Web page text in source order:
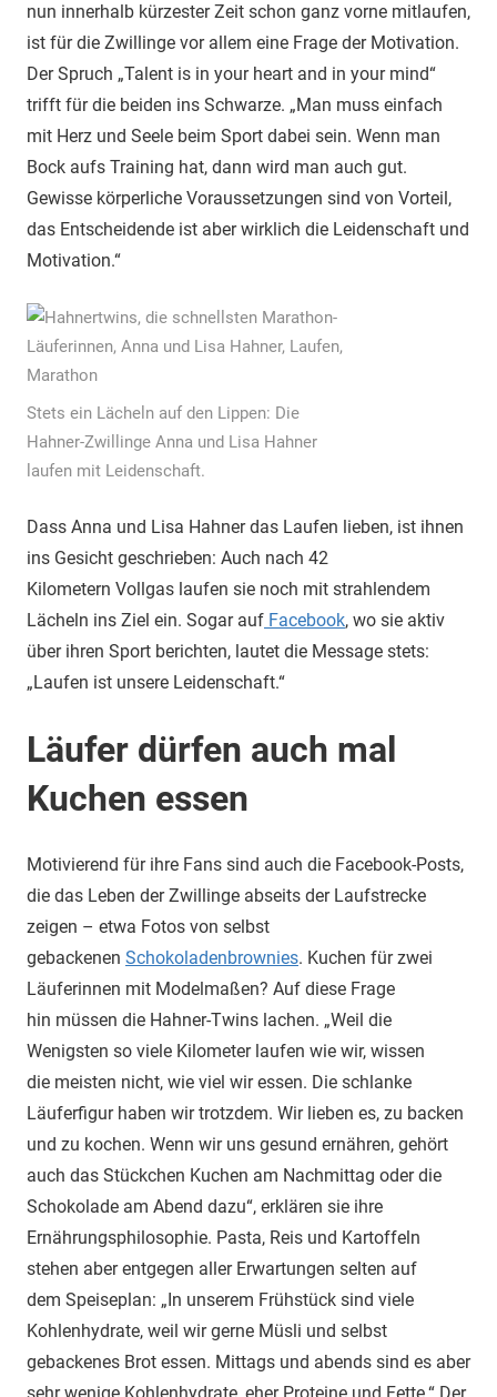
nun innerhalb kürzester Zeit schon ganz vorne mitlaufen,
ist für die Zwillinge vor allem eine Frage der Motivation.
Der Spruch „Talent is in your heart and in your mind“
trifft für die beiden ins Schwarze. „Man muss einfach
mit Herz und Seele beim Sport dabei sein. Wenn man
Bock aufs Training hat, dann wird man auch gut.
Gewisse körperliche Voraussetzungen sind von Vorteil,
das Entscheidende ist aber wirklich die Leidenschaft und
Motivation.“
Stets ein Lächeln auf den Lippen: Die
Hahner-Zwillinge Anna und Lisa Hahner
laufen mit Leidenschaft.
Dass Anna und Lisa Hahner das Laufen lieben, ist ihnen
ins Gesicht geschrieben: Auch nach 42
Kilometern Vollgas laufen sie noch mit strahlendem
Lächeln ins Ziel ein. Sogar auf Facebook, wo sie aktiv
über ihren Sport berichten, lautet die Message stets:
„Laufen ist unsere Leidenschaft.“
Läufer dürfen auch mal
Kuchen essen
Motivierend für ihre Fans sind auch die Facebook-Posts,
die das Leben der Zwillinge abseits der Laufstrecke
zeigen – etwa Fotos von selbst
gebackenen Schokoladenbrownies. Kuchen für zwei
Läuferinnen mit Modelmaßen? Auf diese Frage
hin müssen die Hahner-Twins lachen. „Weil die
Wenigsten so viele Kilometer laufen wie wir, wissen
die meisten nicht, wie viel wir essen. Die schlanke
Läuferfigur haben wir trotzdem. Wir lieben es, zu backen
und zu kochen. Wenn wir uns gesund ernähren, gehört
auch das Stückchen Kuchen am Nachmittag oder die
Schokolade am Abend dazu“, erklären sie ihre
Ernährungsphilosophie. Pasta, Reis und Kartoffeln
stehen aber entgegen aller Erwartungen selten auf
dem Speiseplan: „In unserem Frühstück sind viele
Kohlenhydrate, weil wir gerne Müsli und selbst
gebackenes Brot essen. Mittags und abends sind es aber
sehr wenige Kohlenhydrate, eher Proteine und Fette.“ Der